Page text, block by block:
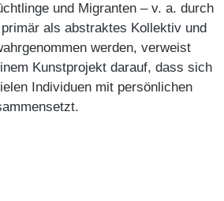
und Migranten – v. a. durch
als abstraktes Kollektiv und
werden, verweist
Kunstprojekt darauf, dass sich
Individuen mit persönlichen